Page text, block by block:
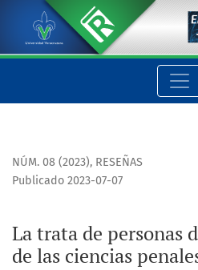
La trata de personas desde el
NÚM. 08 (2023), RESEÑAS
La trata de personas
de las ciencias
Publicado 2023-07-07